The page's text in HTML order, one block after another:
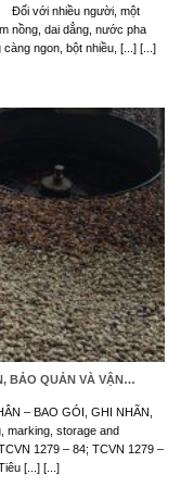
với nhiều người, một
nồng, dai dẳng, nước pha
ngon, bột nhiều, [...] [...]
BẢO QUẢN VÀ VẬN
– BAO GÓI, GHI NHÃN,
marking, storage and
1279 – 84; TCVN 1279 –
[...] [...]